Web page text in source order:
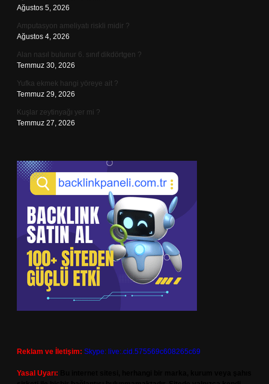
Ağustos 5, 2026
Amputasyon ameliyatı riskli midir ?
Ağustos 4, 2026
Alan nasıl bulunur 6. sınıf dikdörtgen ?
Temmuz 30, 2026
Yufka ekmek hangi yöreye ait ?
Temmuz 29, 2026
Kuşlar zeytinyağı yer mi ?
Temmuz 27, 2026
Reklam ve İletişim: Skype: live:.cid.575569c608265c69
Yasal Uyarı: